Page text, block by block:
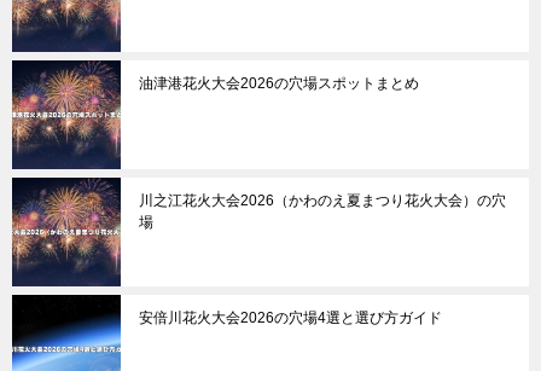
油津港花火大会2026の穴場スポットまとめ
川之江花火大会2026（かわのえ夏まつり花火大会）の穴
場
安倍川花火大会2026の穴場4選と選び方ガイド